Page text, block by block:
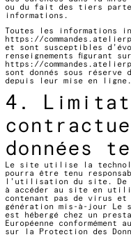
ou du fait des tiers
informations.
Toutes les informations
https://
et sont susceptibles
renseignements figurant
https://
sont donnés sous réserve
depuis leur mise en ligne.
4.
données
Le site utilise la
pourra être tenu
l’utilisation du site. De
à accéder au site en
contenant pas de virus et
génération mis-à-jour Le
est hébergé chez un
Européenne conformément
sur la Protection des